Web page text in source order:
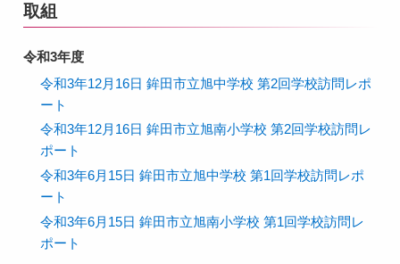
取組
令和3年度
令和3年12月16日 鉾田市立旭中学校 第2回学校訪問レポ
ート
令和3年12月16日 鉾田市立旭南小学校 第2回学校訪問レ
ポート
令和3年6月15日 鉾田市立旭中学校 第1回学校訪問レポ
ート
令和3年6月15日 鉾田市立旭南小学校 第1回学校訪問レ
ポート